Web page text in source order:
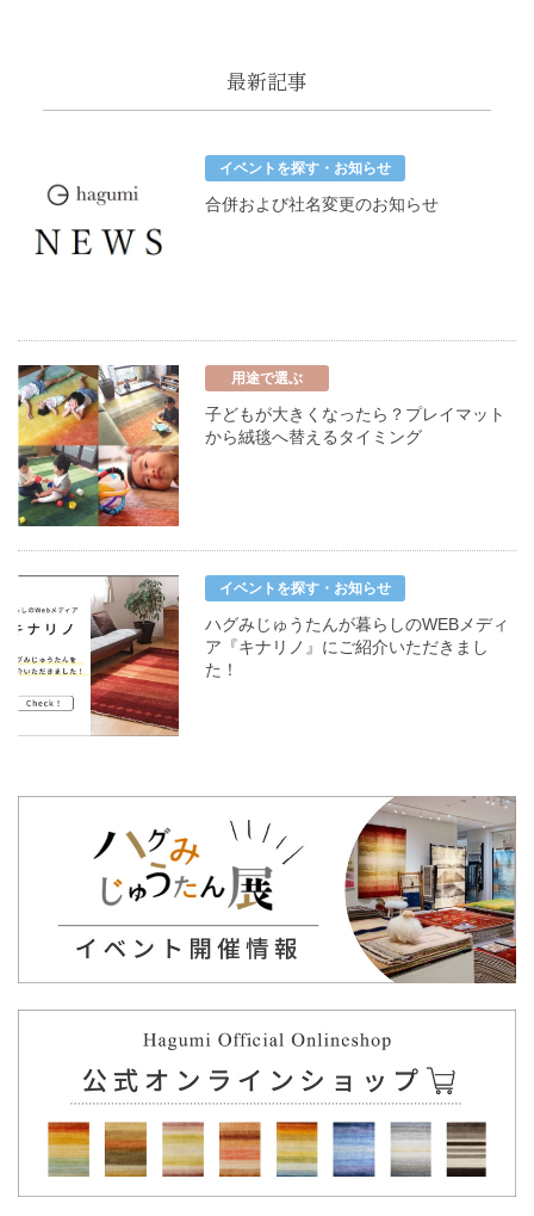
最新記事
イベントを探す・お知らせ
合併および社名変更のお知らせ
用途で選ぶ
子どもが大きくなったら？プレイマット
から絨毯へ替えるタイミング
イベントを探す・お知らせ
ハグみじゅうたんが暮らしのWEBメディ
ア『キナリノ』にご紹介いただきまし
た！